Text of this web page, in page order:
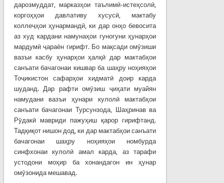
дарозмуддат, марказҳои таълимӣ-истеҳсолӣ,
коргоҳҳои давлативу хусусӣ, мактабу
коллеҷҳои ҳунармандӣ, ки дар онҳо бевосита
аз худ кардани намунаҳои гуногуни ҳунарҳои
мардумӣ ҷараён гирифт. Бо мақсади омӯзиши
вазъи касбу ҳунарҳои ҳалқӣ дар мактабҳои
санъати бачагонаи кишвар ба шаҳру ноҳияҳои
Тоҷикистон сафарҳои хидматӣ доир карда
шуданд. Дар рафти омӯзиш ҷиҳати муайян
намудани вазъи ҳунари кулолӣ мактабҳои
санъати бачагонаи Турсунзода, Шаҳринав ва
Рӯдакӣ мавриди пажуҳиш қарор гирифтанд.
Тадқиқот нишон дод, ки дар мактабҳои санъати
бачагонаи шаҳру ноҳияҳои номбурда
синфхонаи кулолӣ амал карда, аз тарафи
устодони моҳир ба хонандагон ин ҳунар
омӯзонида мешавад.